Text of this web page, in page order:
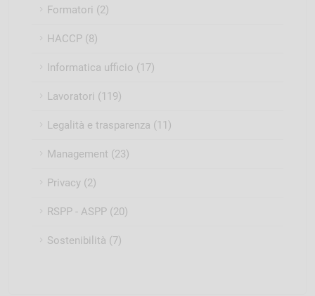
Formatori (2)
HACCP (8)
Informatica ufficio (17)
Lavoratori (119)
Legalità e trasparenza (11)
Management (23)
Privacy (2)
RSPP - ASPP (20)
Sostenibilità (7)